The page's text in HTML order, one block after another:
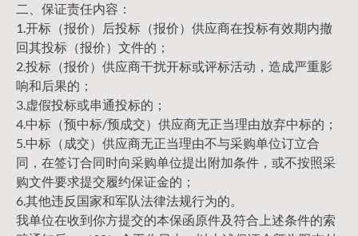
二、保证责任内容：
1.开标（报价）后投标（报价）供应商在投标有效期内撤
回其投标（报价）文件的；
2.投标（报价）供应商干扰开标或评标活动，造成严重影
响和后果的；
3.虚假投标或串通投标的；
4.中标（预中标/预成交）供应商无正当理由放弃中标的；
5.中标（成交）供应商无正当理由不与采购单位订立合
同，在签订合同时向采购单位提出附加条件，或不按照采
购文件要求提交履约保证金的；
6.其他违反国家和军队法律法规行为的。
我单位在收到你方提交的本保函原件及符合上述条件的索